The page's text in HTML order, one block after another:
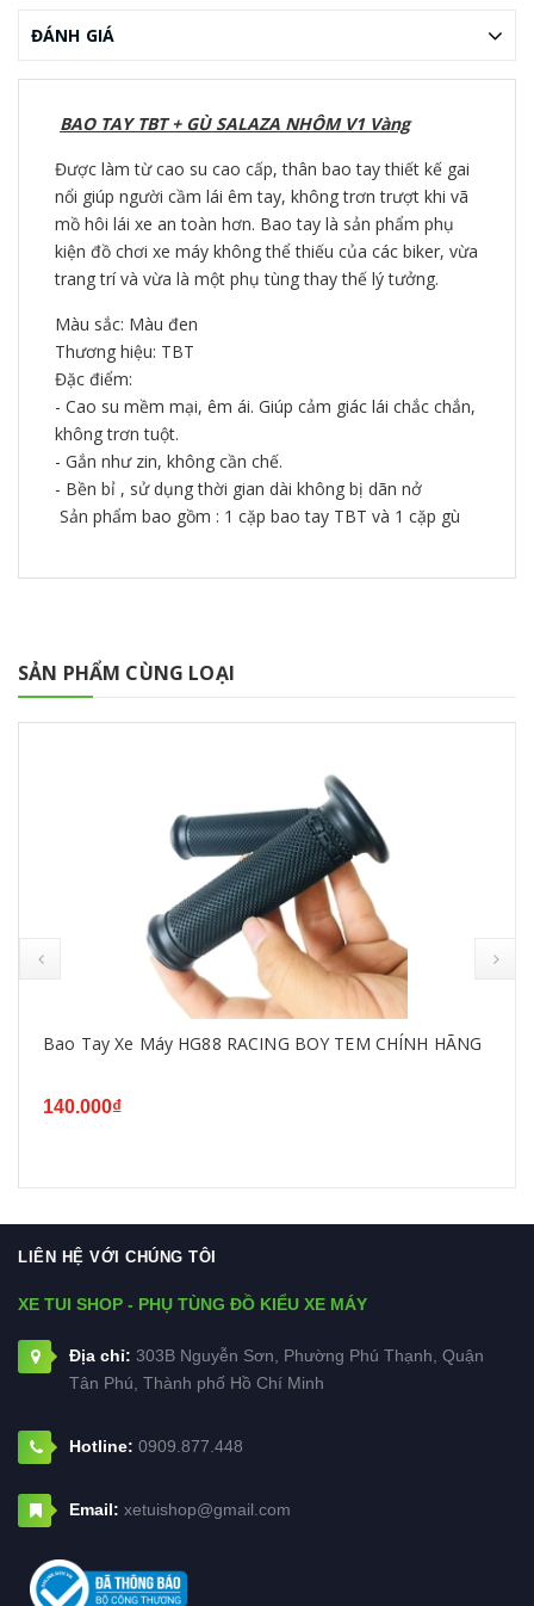
ĐÁNH GIÁ
BAO TAY TBT + GÙ SALAZA NHÔM V1 Vàng
Được làm từ cao su cao cấp, thân bao tay thiết kế gai
nổi giúp người cầm lái êm tay, không trơn trượt khi vã
mồ hôi lái xe an toàn hơn. Bao tay là sản phẩm phụ
kiện đồ chơi xe máy không thể thiếu của các biker, vừa
trang trí và vừa là một phụ tùng thay thế lý tưởng.
Màu sắc: Màu đen
Thương hiệu: TBT
Đặc điểm:
- Cao su mềm mại, êm ái. Giúp cảm giác lái chắc chắn,
không trơn tuột.
- Gắn như zin, không cần chế.
- Bền bỉ , sử dụng thời gian dài không bị dãn nở
Sản phẩm bao gồm : 1 cặp bao tay TBT và 1 cặp gù
SẢN PHẨM CÙNG LOẠI
Bao Tay Xe Máy HG88 RACING BOY TEM CHÍNH HÃNG
140.000₫
LIÊN HỆ VỚI CHÚNG TÔI
XE TUI SHOP - PHỤ TÙNG ĐỒ KIỂU XE MÁY
Địa chỉ: 303B Nguyễn Sơn, Phường Phú Thạnh, Quận
Tân Phú, Thành phố Hồ Chí Minh
Hotline: 0909.877.448
Email: xetuishop@gmail.com